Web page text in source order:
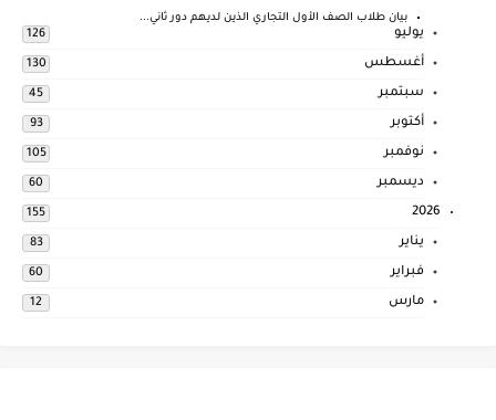
بيان طلاب الصف الأول التجاري الذين لديهم دور ثاني...
يوليو 126
أغسطس 130
سبتمبر 45
أكتوبر 93
نوفمبر 105
ديسمبر 60
2026
155
يناير 83
فبراير 60
مارس 12